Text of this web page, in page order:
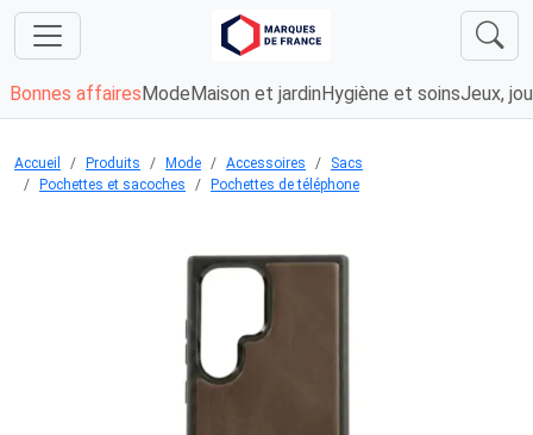
Bonnes affaires Mode Maison et jardin Hygiène et soinsJeux,
Accueil Produits Mode Accessoires
Sacs
Pochettes et sacoches
Pochettes de téléphone